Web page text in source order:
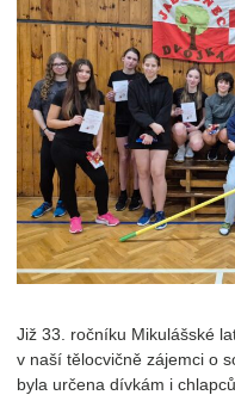
Již 33. ročníku Mikulášské
v naší tělocvičně zájemci o
byla určena dívkám i